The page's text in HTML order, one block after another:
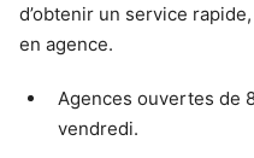
d’obtenir un service
en agence.
Agences ouvertes de
vendredi.